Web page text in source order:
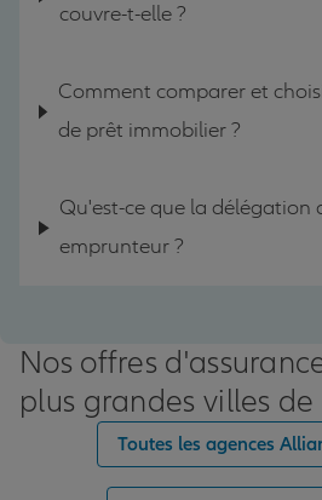
couvre-t-elle ?
Comment comparer et
de prêt immobilier ?
Qu'est-ce que la délégation
emprunteur ?
Nos offres
plus grandes villes de
Toutes les agences